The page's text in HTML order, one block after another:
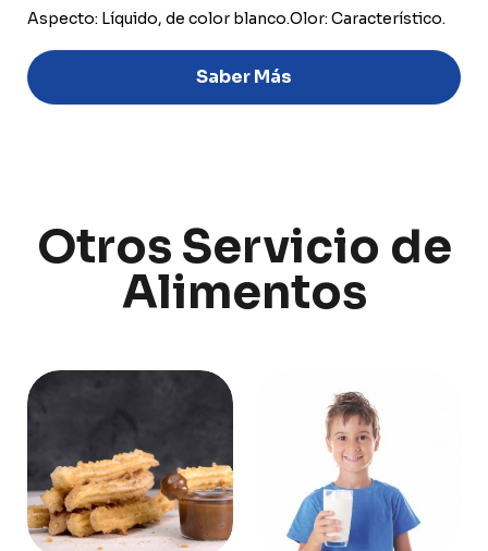
Aspecto: Líquido, de color blanco.Olor: Característico.
Saber Más
Otros Servicio de
Alimentos
Uruguay
Nutricionals
Our Dairy Farmers
Catalogue
Our Dairy Farmers
Sustentability
Quality and Innovation